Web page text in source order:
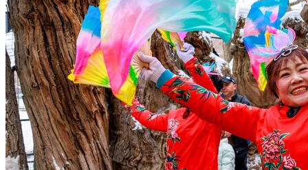
视觉文化
汗血马助力新疆文旅
伊犁州霍城古城巡游 北屯市185团巡游 伊犁霍城县晃晃
村巡游 阿勒泰北屯市巡游 阿勒泰布尔津县巡游 伊犁州
察布查尔县巡游 伊犁昭苏巡游 赛里木湖巡游
园区风采
野马美术馆 陨石 胡杨 硅化木 客房 园区 汗血马基地 F座
大厅 国家记忆A馆 国家记忆B馆 红山玉馆 酒店大厅 料
场餐厅 健身房 办公区域 小厨 酒窖
精彩视频 丝路驿站·野马激光秀 寻味腊八 欢聚暖冬